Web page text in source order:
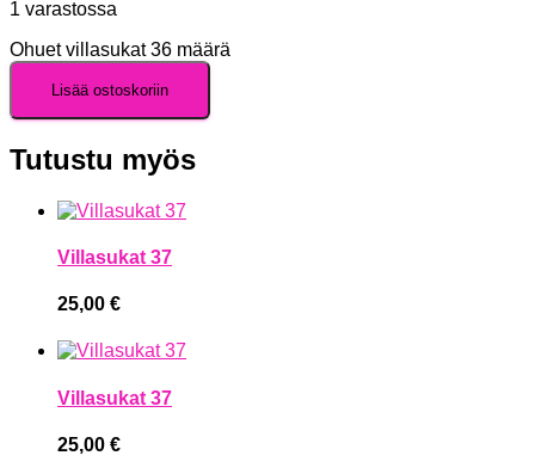
1 varastossa
Ohuet villasukat 36 määrä
Lisää ostoskoriin
Tutustu myös
Villasukat 37
25,00 €
Villasukat 37
25,00 €